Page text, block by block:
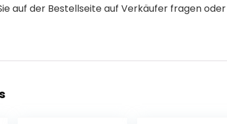
auf der Bestellseite auf Verkäufer fragen